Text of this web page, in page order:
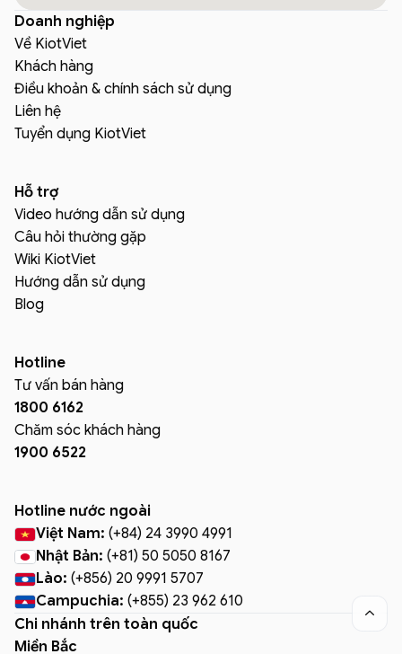
Doanh nghiệp
Về KiotViet
Khách hàng
Điều khoản & chính sách sử dụng
Liên hệ
Tuyển dụng KiotViet
Hỗ trợ
Video hướng dẫn sử dụng
Câu hỏi thường gặp
Wiki KiotViet
Hướng dẫn sử dụng
Blog
Hotline
Tư vấn bán hàng
1800 6162
Chăm sóc khách hàng
1900 6522
Hotline nước ngoài
Việt Nam: (+84) 24 3990 4991
Nhật Bản: (+81) 50 5050 8167
Lào: (+856) 20 9991 5707
Campuchia: (+855) 23 962 610

Chi nhánh trên toàn quốc
Miền Bắc